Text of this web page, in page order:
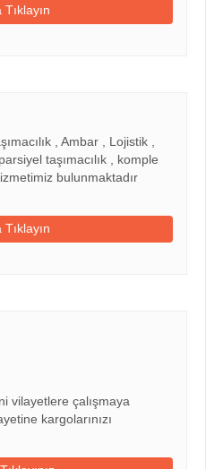
, Ambar , Lojistik ,
taşımacılık , komple
bulunmaktadır
vilayetlere çalışmaya
kargolarınızı